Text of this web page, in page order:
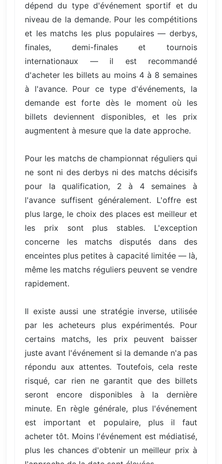
dépend du type d'événement sportif et du
niveau de la demande. Pour les compétitions
et les matchs les plus populaires — derbys,
finales, demi-finales et tournois
internationaux — il est recommandé
d'acheter les billets au moins 4 à 8 semaines
à l'avance. Pour ce type d'événements, la
demande est forte dès le moment où les
billets deviennent disponibles, et les prix
augmentent à mesure que la date approche.
Pour les matchs de championnat réguliers qui
ne sont ni des derbys ni des matchs décisifs
pour la qualification, 2 à 4 semaines à
l'avance suffisent généralement. L'offre est
plus large, le choix des places est meilleur et
les prix sont plus stables. L'exception
concerne les matchs disputés dans des
enceintes plus petites à capacité limitée — là,
même les matchs réguliers peuvent se vendre
rapidement.
Il existe aussi une stratégie inverse, utilisée
par les acheteurs plus expérimentés. Pour
certains matchs, les prix peuvent baisser
juste avant l'événement si la demande n'a pas
répondu aux attentes. Toutefois, cela reste
risqué, car rien ne garantit que des billets
seront encore disponibles à la dernière
minute. En règle générale, plus l'événement
est important et populaire, plus il faut
acheter tôt. Moins l'événement est médiatisé,
plus les chances d'obtenir un meilleur prix à